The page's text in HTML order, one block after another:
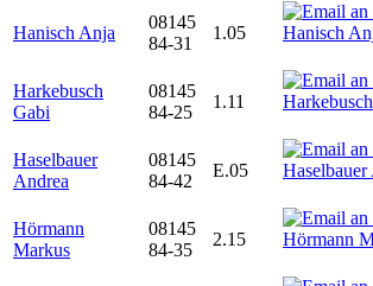
Hanisch Anja
08145
84-31
1.05
Harkebusch
Gabi
08145
84-25
1.11
Haselbauer
Andrea
08145
84-42
E.05
Hörmann
Markus
08145
84-35
2.15